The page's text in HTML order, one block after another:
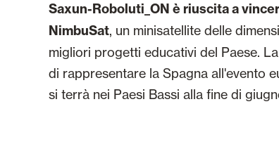
Saxun-Roboluti_ON è riuscita a
NimbuSat, un minisatellite delle
migliori progetti educativi del Paese.
di rappresentare la Spagna all'evento
si terrà nei Paesi Bassi alla fine di